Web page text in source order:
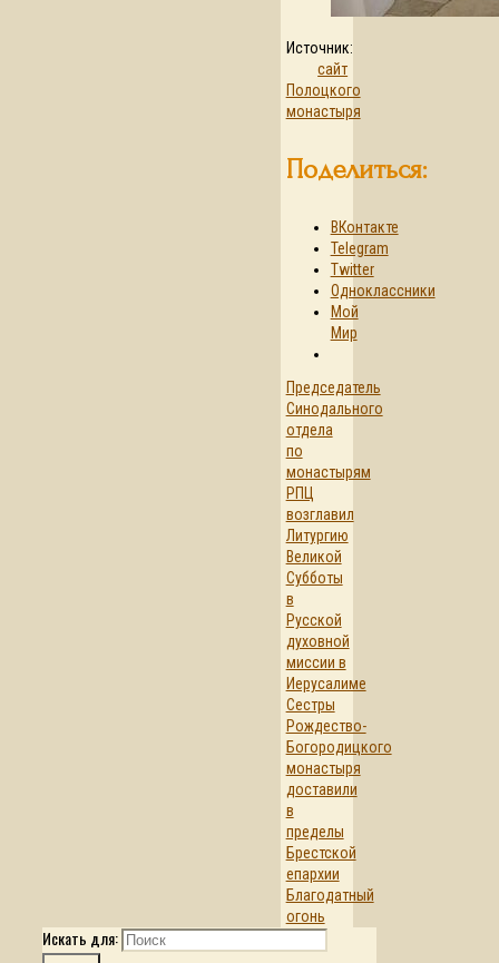
Источник:
сайт
Полоцкого
монастыря
Поделиться:
ВКонтакте
Telegram
Twitter
Одноклассники
Мой
Мир
Председатель
Синодального
отдела
по
монастырям
РПЦ
возглавил
Литургию
Великой
Субботы
в
Русской
духовной
миссии в
Иерусалиме
Сестры
Рождество-
Богородицкого
монастыря
доставили
в
пределы
Брестской
епархии
Благодатный
огонь
Искать для: